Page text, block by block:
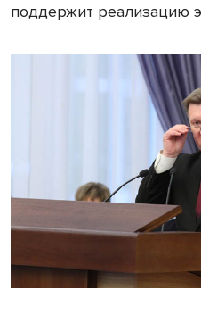
поддержит реализацию